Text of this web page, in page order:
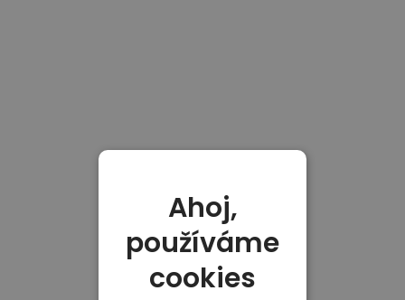
Ahoj,
používáme
cookies